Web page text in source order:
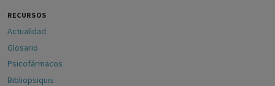
RECURSOS
Actualidad
Glosario
Psicofármacos
Bibliopsiquis